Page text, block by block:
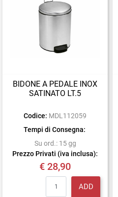
BIDONE A PEDALE INOX
SATINATO LT.5
Codice: MDL112059
Tempi di Consegna:
Su ord.: 15 gg
Prezzo Privati (iva inclusa):
€ 28,90
ADD